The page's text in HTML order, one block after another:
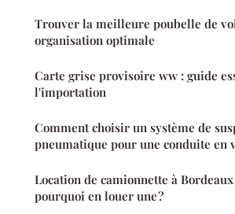
Trouver la meilleure poubelle de
organisation optimale
Carte grise provisoire ww : guide
l'importation
Comment choisir un système de
pneumatique pour une conduite en
Location de camionnette à
pourquoi en louer une ?